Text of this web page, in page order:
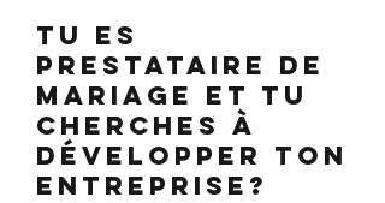
Tu es
prestataire de
mariage et tu
cherches à
développer ton
entreprise?